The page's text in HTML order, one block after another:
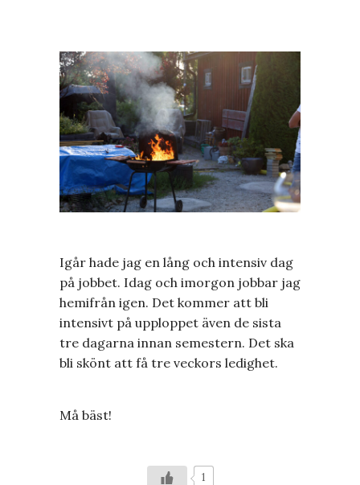
Igår hade jag en lång och intensiv dag
på jobbet. Idag och imorgon jobbar jag
hemifrån igen. Det kommer att bli
intensivt på upploppet även de sista
tre dagarna innan semestern. Det ska
bli skönt att få tre veckors ledighet.
Må bäst!
1